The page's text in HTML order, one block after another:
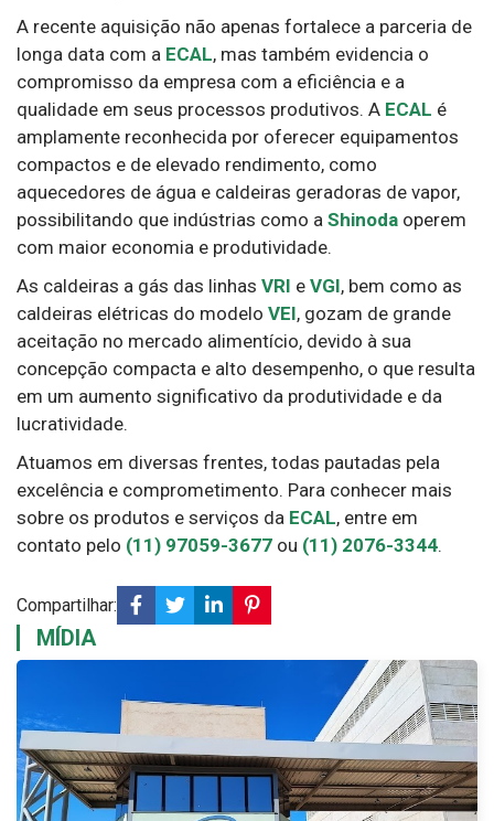
A recente aquisição não apenas fortalece a parceria de
longa data com a ECAL, mas também evidencia o
compromisso da empresa com a eficiência e a
qualidade em seus processos produtivos. A ECAL é
amplamente reconhecida por oferecer equipamentos
compactos e de elevado rendimento, como
aquecedores de água e caldeiras geradoras de vapor,
possibilitando que indústrias como a Shinoda operem
com maior economia e produtividade.
As caldeiras a gás das linhas VRI e VGI, bem como as
caldeiras elétricas do modelo VEI, gozam de grande
aceitação no mercado alimentício, devido à sua
concepção compacta e alto desempenho, o que resulta
em um aumento significativo da produtividade e da
lucratividade.
Atuamos em diversas frentes, todas pautadas pela
excelência e comprometimento. Para conhecer mais
sobre os produtos e serviços da ECAL, entre em
contato pelo (11) 97059-3677 ou (11) 2076-3344.
Compartilhar:
MÍDIA